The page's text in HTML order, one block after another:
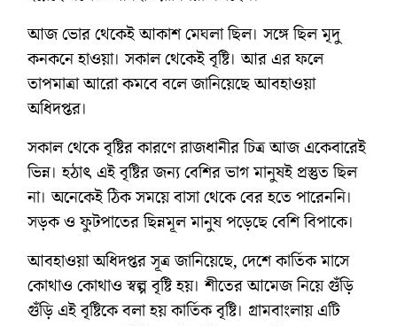
আজ ভোর থেকেই আকাশ মেঘলা ছিল। সঙ্গে ছিল মৃদু
কনকনে হাওয়া। সকাল থেকেই বৃষ্টি। আর এর ফলে
তাপমাত্রা আরো কমবে বলে জানিয়েছে আবহাওয়া
অধিদপ্তর।
সকাল থেকে বৃষ্টির কারণে রাজধানীর চিত্র আজ একেবারেই
ভিন্ন। হঠাৎ এই বৃষ্টির জন্য বেশির ভাগ মানুষই প্রস্তুত ছিল
না। অনেকেই ঠিক সময়ে বাসা থেকে বের হতে পারেননি।
সড়ক ও ফুটপাতের ছিন্নমূল মানুষ পড়েছে বেশি বিপাকে।
আবহাওয়া অধিদপ্তর সূত্র জানিয়েছে, দেশে কার্তিক মাসে
কোথাও কোথাও স্বল্প বৃষ্টি হয়। শীতের আমেজ নিয়ে গুঁড়ি
গুঁড়ি এই বৃষ্টিকে বলা হয় কার্তিক বৃষ্টি। গ্রামবাংলায় এটি